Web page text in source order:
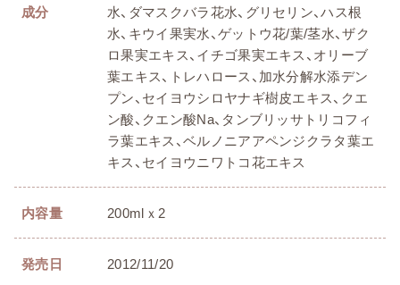
成分
水、ダマスクバラ花水、グリセリン、ハス根
水、キウイ果実水、ゲットウ花/葉/茎水、ザク
ロ果実エキス、イチゴ果実エキス、オリーブ
葉エキス、トレハロース、加水分解水添デン
プン、セイヨウシロヤナギ樹皮エキス、クエ
ン酸、クエン酸Na、タンブリッサトリコフィ
ラ葉エキス、ベルノニアアペンジクラタ葉エ
キス、セイヨウニワトコ花エキス
内容量 200mlｘ2
発売日 2012/11/20